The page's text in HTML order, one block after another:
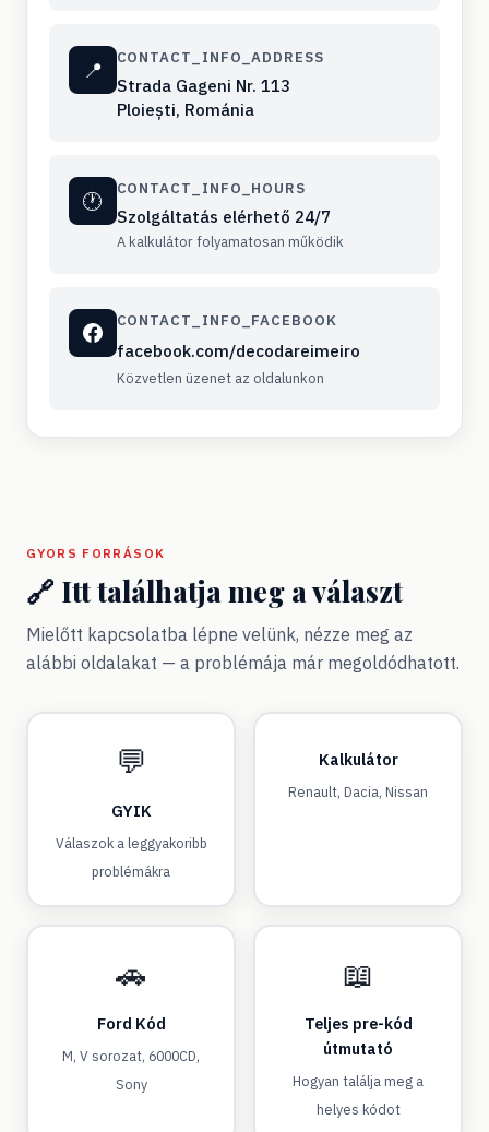
📍 CONTACT_INFO_ADDRESS
Strada Gageni Nr. 113
Ploiești, Románia
🕐 CONTACT_INFO_HOURS
Szolgáltatás elérhető 24/7
A kalkulátor folyamatosan működik
CONTACT_INFO_FACEBOOK
facebook.com/decodareimeiro
Közvetlen üzenet az oldalunkon
GYORS FORRÁSOK
🔗 Itt találhatja meg a választ
Mielőtt kapcsolatba lépne velünk, nézze meg az
alábbi oldalakat — a problémája már megoldódhatott.
💬
GYIK
Válaszok a leggyakoribb
problémákra
Kalkulátor
Renault, Dacia, Nissan
🚗
Ford Kód
M, V sorozat, 6000CD,
Sony
📖
Teljes pre-kód
útmutató
Hogyan találja meg a
helyes kódot